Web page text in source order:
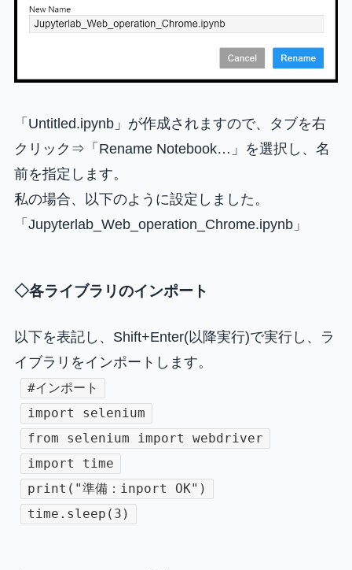
「Untitled.ipynb」が作成されますので、タブを右
クリック⇒「Rename Notebook…」を選択し、名
前を指定します。
私の場合、以下のように設定しました。
「Jupyterlab_Web_operation_Chrome.ipynb」
◇各ライブラリのインポート
以下を表記し、Shift+Enter(以降実行)で実行し、ラ
イブラリをインポートします。
#インポート
import selenium
from selenium import webdriver
import time
print("準備：inport OK")
time.sleep(3)